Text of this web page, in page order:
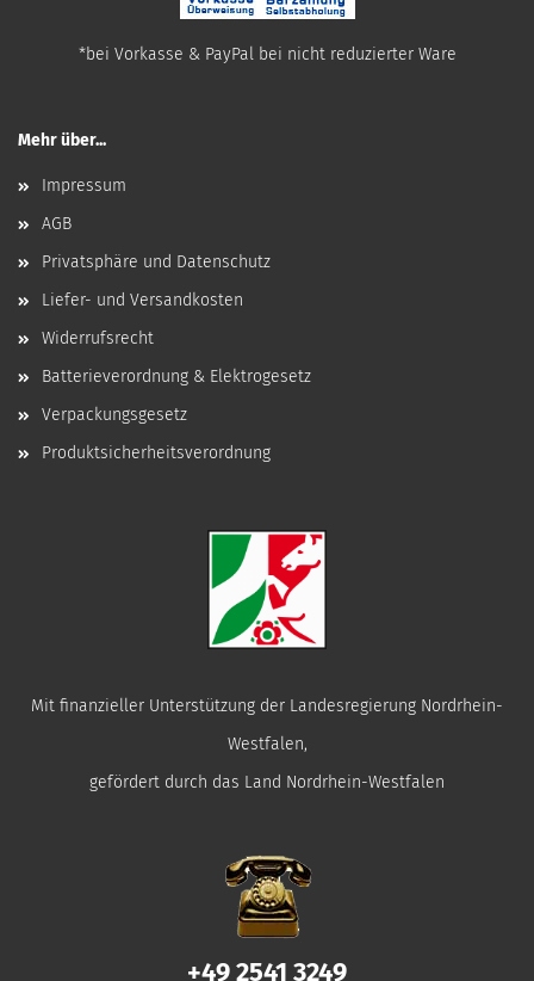
*bei Vorkasse & PayPal bei nicht reduzierter Ware
Mehr über...
Impressum
AGB
Privatsphäre und Datenschutz
Liefer- und Versandkosten
Widerrufsrecht
Batterieverordnung & Elektrogesetz
Verpackungsgesetz
Produktsicherheitsverordnung
Mit finanzieller Unterstützung der Landesregierung Nordrhein-
Westfalen,
gefördert durch das Land Nordrhein-Westfalen
+49 2541 3249